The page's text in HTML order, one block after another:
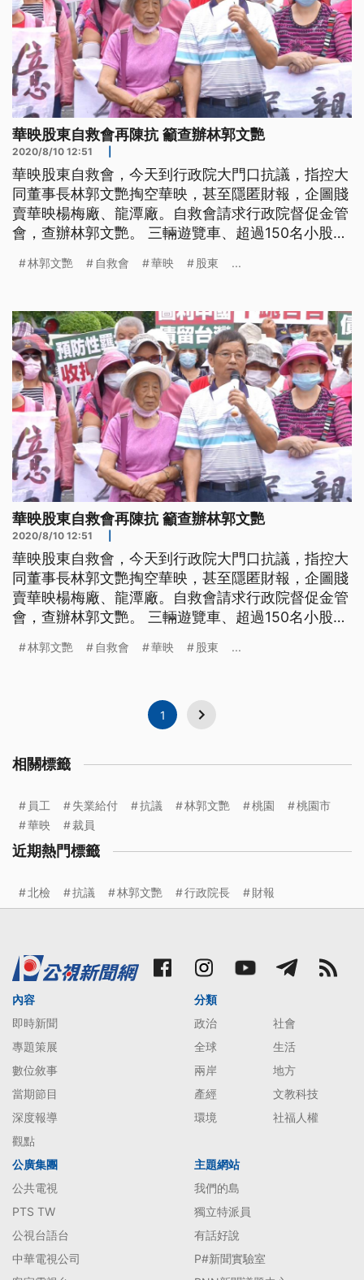
華映股東自救會再陳抗 籲查辦林郭文艷
2020/8/10 12:51
華映股東自救會，今天到行政院大門口抗議，指控大
同董事長林郭文艷掏空華映，甚至隱匿財報，企圖賤
賣華映楊梅廠、龍潭廠。自救會請求行政院督促金管
會，查辦林郭文艷。 三輛遊覽車、超過150名小股
艷掏空華映，涉犯背信罪，500萬交保至今，司法審
門口前下跪陳情，希望行政院長蘇貞昌督促金管會、
司法機構部門，速審速查林郭
林郭文艷 自救會 華映 股東 ...
華映股東自救會再陳抗 籲查辦林郭文艷
2020/8/10 12:51
華映股東自救會，今天到行政院大門口抗議，指控大
同董事長林郭文艷掏空華映，甚至隱匿財報，企圖賤
賣華映楊梅廠、龍潭廠。自救會請求行政院督促金管
會，查辦林郭文艷。 三輛遊覽車、超過150名小股
艷掏空華映，涉犯背信罪，500萬交保至今，司法審
司法機構部門，速審速查林郭
林郭文艷 自救會 華映 股東 ...
1
相關標籤
員工 失業給付 抗議 林郭文艷 桃園
桃園市
華映
裁員
近期熱門標籤
北檢 抗議 林郭文艷 行政院長 財報
內容
即時新聞
專題策展
數位敘事
當期節目
深度報導
觀點
分類
政治
社會
全球
生活
兩岸
地方
產經
文教科技
環境
社福人權
公廣集團
公共電視
PTS TW
公視台語台
中華電視公司
主題網站
我們的島
獨立特派員
有話好說
P#新聞實驗室